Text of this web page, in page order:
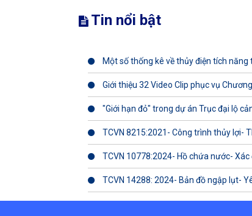
Tin nổi bật
Một số thống kê về thủy điện tích năng
Giới thiệu 32 Video Clip phục vụ
"Giới hạn đỏ" trong dự án Trục đại lộ
TCVN 8215:2021- Công trình thủy lợi-
TCVN 10778:2024- Hồ chứa nước-
TCVN 14288: 2024- Bản đồ ngập lụt-